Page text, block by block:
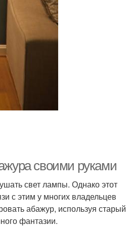
своими руками
свет лампы. Однако этот
с этим у многих владельцев
абажур, используя старый
фантазии.